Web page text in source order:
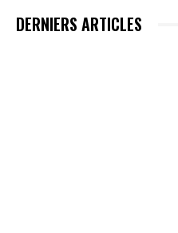
DERNIERS ARTICLES